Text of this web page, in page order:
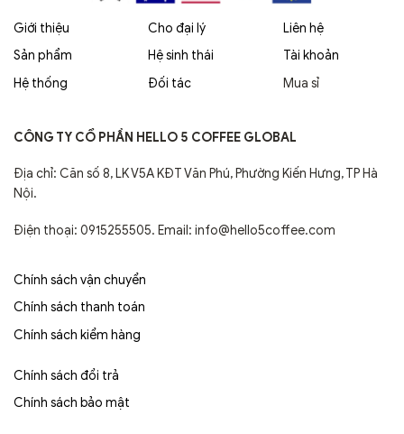
Giới thiệu
Sản phẩm
Hệ thống
Cho đại lý
Hệ sinh thái
Đối tác
Liên hệ
Tài khoản
Mua sỉ
CÔNG TY CỔ PHẦN HELLO 5 COFFEE GLOBAL
Địa chỉ: Căn số 8, LK V5A KĐT Văn Phú, Phường Kiến Hưng, TP Hà
Nội.
Điện thoại: 0915255505. Email: info@hello5coffee.com
Chính sách vận chuyển
Chính sách thanh toán
Chính sách kiểm hàng
Chính sách đổi trả
Chính sách bảo mật